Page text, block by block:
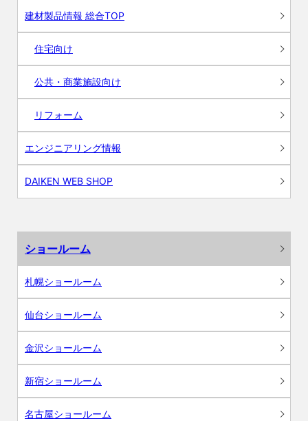
建材製品情報 総合TOP
住宅向け
公共・商業施設向け
リフォーム
エンジニアリング情報
DAIKEN WEB SHOP
ショールーム
札幌ショールーム
仙台ショールーム
金沢ショールーム
新宿ショールーム
名古屋ショールーム